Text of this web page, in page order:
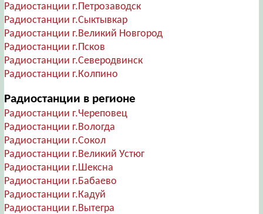
Радиостанции г.Петрозаводск
Радиостанции г.Сыктывкар
Радиостанции г.Великий Новгород
Радиостанции г.Псков
Радиостанции г.Северодвинск
Радиостанции г.Колпино
Радиостанции в регионе
Радиостанции г.Череповец
Радиостанции г.Вологда
Радиостанции г.Сокол
Радиостанции г.Великий Устюг
Радиостанции г.Шексна
Радиостанции г.Бабаево
Радиостанции г.Кадуй
Радиостанции г.Вытегра